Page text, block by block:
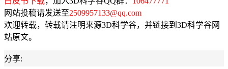
网站投稿请发送至2509957133@qq.com
欢迎转载，转载请注明来源3D科学谷，并链接到3D科学谷网
站原文。
分享: